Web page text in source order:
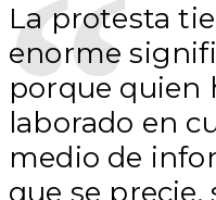
La protesta
enorme
porque quien
laborado en
medio de
que se precie,